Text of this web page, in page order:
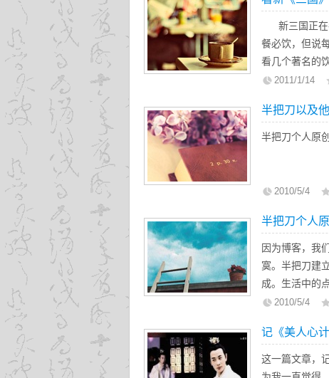
新三国正在
餐必饮，但说
看几个著名的
义 《三国》开
最令人称赞的
2011/1/14
半把刀以及
半把刀个人原
2010/5/4
半把刀个人
因为博客，我
寞。半把刀建
成。生活中的
的世界里，半
2010/5/4
记《美人心
这一篇文章，